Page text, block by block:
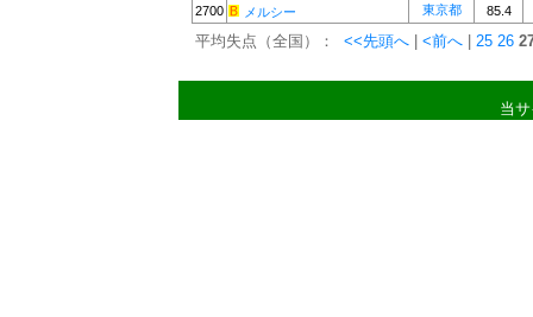
2700 メルシー 東京都 85.4
平均失点（全国）： <<先頭へ <前へ 25 26
当